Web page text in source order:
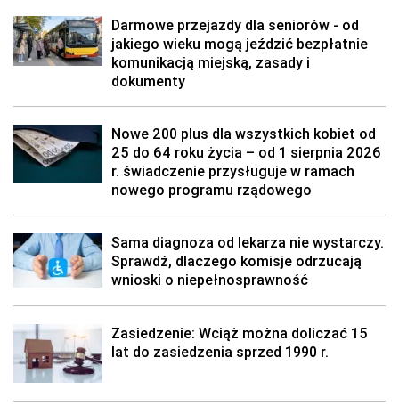
Darmowe przejazdy dla seniorów - od
jakiego wieku mogą jeździć bezpłatnie
komunikacją miejską, zasady i
dokumenty
Nowe 200 plus dla wszystkich kobiet od
25 do 64 roku życia – od 1 sierpnia 2026
r. świadczenie przysługuje w ramach
nowego programu rządowego
Sama diagnoza od lekarza nie wystarczy.
Sprawdź, dlaczego komisje odrzucają
wnioski o niepełnosprawność
Zasiedzenie: Wciąż można doliczać 15
lat do zasiedzenia sprzed 1990 r.